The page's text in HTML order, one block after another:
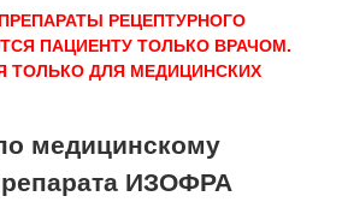
РЕЦЕПТУРНОГО
ПАЦИЕНТУ ТОЛЬКО ВРАЧОМ.
ТОЛЬКО ДЛЯ МЕДИЦИНСКИХ
медицинскому
ИЗОФРА